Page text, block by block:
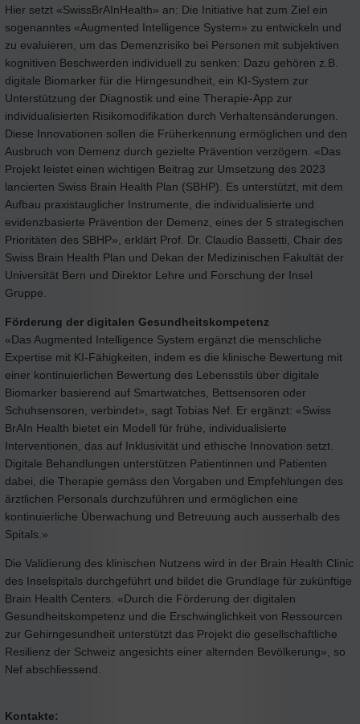
Hier setzt «SwissBrAInHealth» an: Die Initiative hat zum Ziel ein
sogenanntes «Augmented Intelligence System» zu entwickeln und
zu evaluieren, um das Demenzrisiko bei Personen mit subjektiven
kognitiven Beschwerden individuell zu senken: Dazu gehören z.B.
digitale Biomarker für die Hirngesundheit, ein KI-System zur
Unterstützung der Diagnostik und eine Therapie-App zur
individualisierten Risikomodifikation durch Verhaltensänderungen.
Diese Innovationen sollen die Früherkennung ermöglichen und den
Ausbruch von Demenz durch gezielte Prävention verzögern. «Das
Projekt leistet einen wichtigen Beitrag zur Umsetzung des 2023
lancierten Swiss Brain Health Plan (SBHP). Es unterstützt, mit dem
Aufbau praxistauglicher Instrumente, die individualisierte und
evidenzbasierte Prävention der Demenz, eines der 5 strategischen
Prioritäten des SBHP», erklärt Prof. Dr. Claudio Bassetti, Chair des
Swiss Brain Health Plan und Dekan der Medizinischen Fakultät der
Universität Bern und Direktor Lehre und Forschung der Insel
Gruppe.
Förderung der digitalen Gesundheitskompetenz
«Das Augmented Intelligence System ergänzt die menschliche
Expertise mit KI-Fähigkeiten, indem es die klinische Bewertung mit
einer kontinuierlichen Bewertung des Lebensstils über digitale
Biomarker basierend auf Smartwatches, Bettsensoren oder
Schuhsensoren, verbindet», sagt Tobias Nef. Er ergänzt: «Swiss
BrAIn Health bietet ein Modell für frühe, individualisierte
Interventionen, das auf Inklusivität und ethische Innovation setzt.
Digitale Behandlungen unterstützen Patientinnen und Patienten
dabei, die Therapie gemäss den Vorgaben und Empfehlungen des
ärztlichen Personals durchzuführen und ermöglichen eine
kontinuierliche Überwachung und Betreuung auch ausserhalb des
Spitals.»
Die Validierung des klinischen Nutzens wird in der Brain Health Clinic
des Inselspitals durchgeführt und bildet die Grundlage für zukünftige
Brain Health Centers. «Durch die Förderung der digitalen
Gesundheitskompetenz und die Erschwinglichkeit von Ressourcen
zur Gehirngesundheit unterstützt das Projekt die gesellschaftliche
Resilienz der Schweiz angesichts einer alternden Bevölkerung», so
Nef abschliessend.
Kontakte: